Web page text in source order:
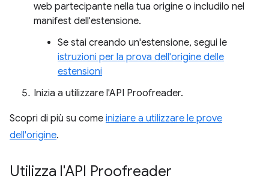
web partecipante nella tua origine o includilo nel
manifest dell'estensione.
Se stai creando un'estensione, segui le
istruzioni per la prova dell'origine delle
estensioni
Inizia a utilizzare l'API Proofreader.
Scopri di più su come iniziare a utilizzare le prove
dell'origine.
Utilizza l'API Proofreader